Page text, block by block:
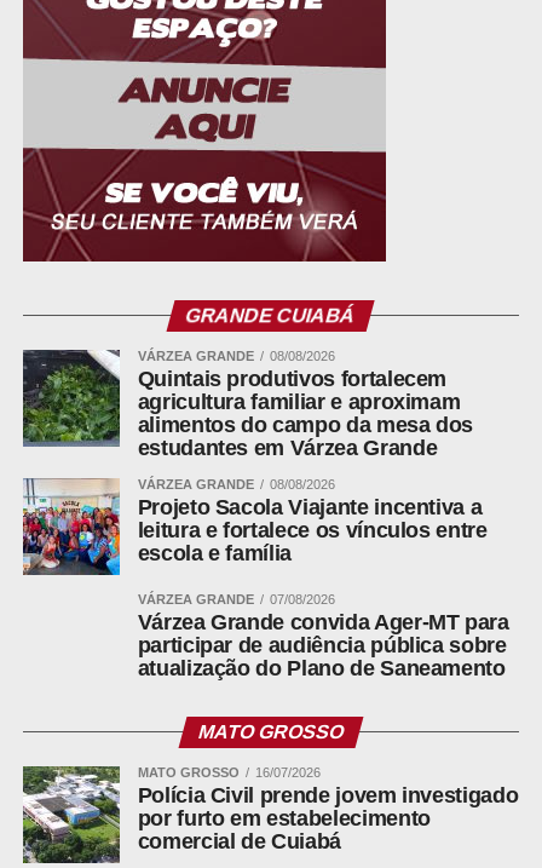
próximas décadas é construído agora, com base nos
dados entre 2019 e 2026. Isso transforma a gestão fiscal
em uma estratégia de longo prazo”, destacou Gelson,
quando realizou uma formação
Tecnologia aplicada à gestão fiscal
A Prefeitura vem adotando ferramentas tecnológicas e
cruzamento de dados para ampliar a eficiência da
arrecadação e identificar inconsistências fiscais.
Entre as iniciativas, destacam-se:
ADVERTISEMENT
Uso de inteligência de dados para identificar
divergências entre declarações e operações reais;
Atualização cadastral com apoio de imagens de drone,
proporcionando uma visão ampla do inventário
Revisão de exercícios anteriores com foco em
recuperação de receitas não arrecadadas
Estruturação de processos de fiscalização mais
orientativos e preventivos.
GRANDE CUIABÁ
VÁRZEA GRANDE 08/08/2026
Quintais produtivos fortalecem
agricultura familiar e aproximam
alimentos do campo da mesa dos
estudantes em Várzea Grande
VÁRZEA GRANDE 08/08/2026
Projeto Sacola Viajante incentiva a
leitura e fortalece os vínculos entre
escola e família
VÁRZEA GRANDE 07/08/2026
Várzea Grande convida Ager-MT para
participar de audiência pública sobre
atualização do Plano de Saneamento
MATO GROSSO
MATO GROSSO 16/07/2026
Polícia Civil prende jovem investigado
por furto em estabelecimento
comercial de Cuiabá